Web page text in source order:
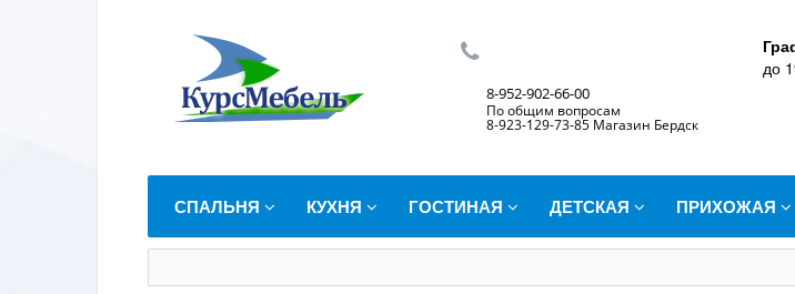
8-952-902-66-00
По общим вопросам
8-923-129-73-85 Магазин Бердск
до
СПАЛЬНЯ КУХНЯ ГОСТИНАЯ ДЕТСКАЯ ПРИХОЖАЯ